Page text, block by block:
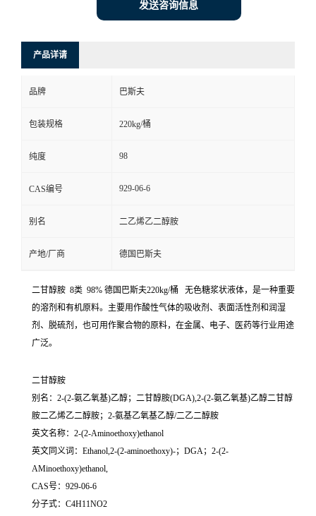
发送咨询信息
产品详请
品牌 巴斯夫
包装规格 220kg/桶
纯度 98
CAS编号 929-06-6
别名 二乙烯乙二醇胺
产地/厂商 德国巴斯夫
二甘醇胺 8类 98% 德国巴斯夫220kg/桶 无色糖浆状液体，是一种重要
的溶剂和有机原料。主要用作酸性气体的吸收剂、表面活性剂和润湿
剂、脱硫剂，也可用作聚合物的原料，在金属、电子、医药等行业用途
广泛。
二甘醇胺
别名：2-(2-氨乙氧基)乙醇；二甘醇胺(DGA),2-(2-氨乙氧基)乙醇二甘醇
胺二乙烯乙二醇胺；2-氨基乙氧基乙醇/二乙二醇胺
英文名称：2-(2-Aminoethoxy)ethanol
英文同义词：Ethanol,2-(2-aminoethoxy)-；DGA；2-(2-
AMinoethoxy)ethanol,
CAS号：929-06-6
分子式：C4H11NO2